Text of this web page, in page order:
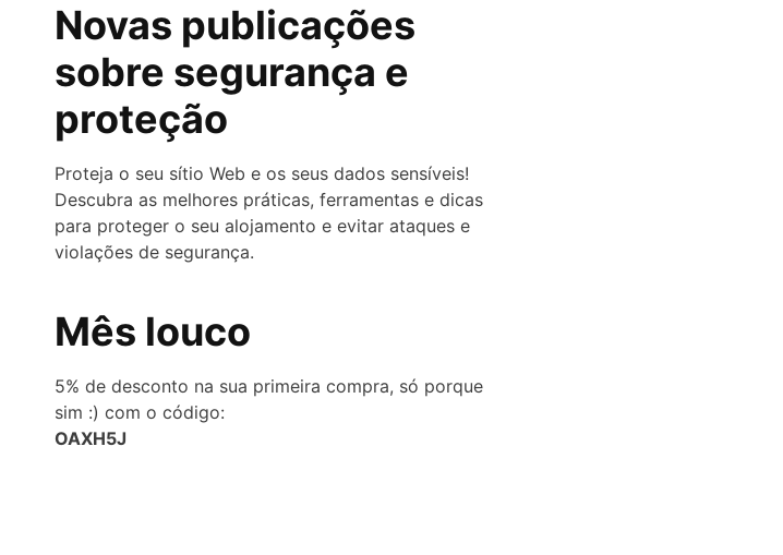
Novas publicações
sobre segurança e
proteção
Proteja o seu sítio Web e os seus dados sensíveis!
Descubra as melhores práticas, ferramentas e dicas
para proteger o seu alojamento e evitar ataques e
violações de segurança.
Mês louco
5% de desconto na sua primeira compra, só porque
sim :) com o código:
OAXH5J